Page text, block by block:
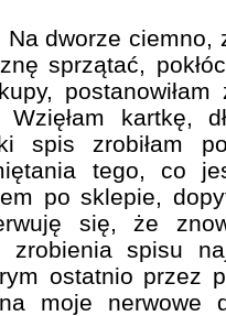
dworze ciemno,
sprzątać,
kartkę,
spis zrobiłam
tego, co
po sklepie,
się, że
zrobienia spisu
ostatnio przez
moje nerwowe